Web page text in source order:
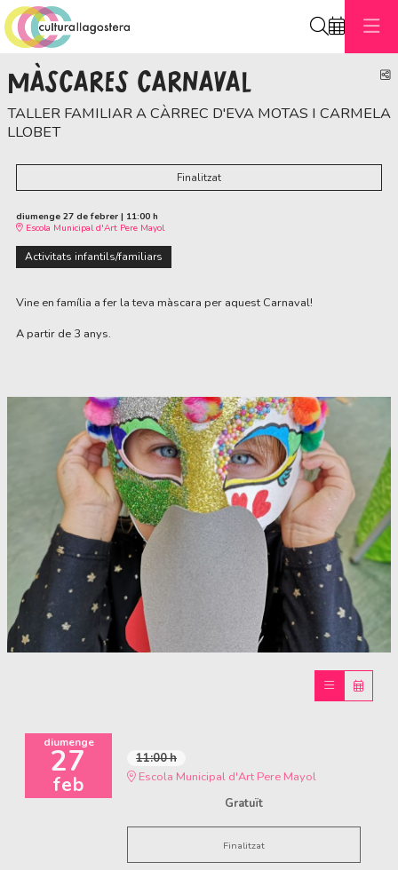
MÀSCARES CARNAVAL
TALLER FAMILIAR A CÀRREC D'EVA MOTAS I CARMELA
LLOBET
Finalitzat
diumenge 27 de febrer | 11:00 h
Escola Municipal d'Art Pere Mayol
Activitats infantils/familiars
Vine en família a fer la teva màscara per aquest Carnaval!
A partir de 3 anys.
diumenge
27
feb
11:00 h
Escola Municipal d'Art Pere Mayol
Gratuït
Finalitzat